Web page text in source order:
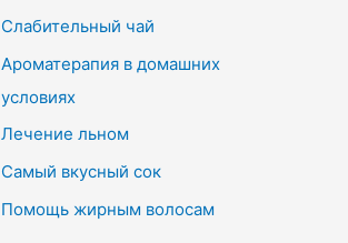
Слабительный чай
Ароматерапия в домашних
условиях
Лечение льном
Самый вкусный сок
Помощь жирным волосам